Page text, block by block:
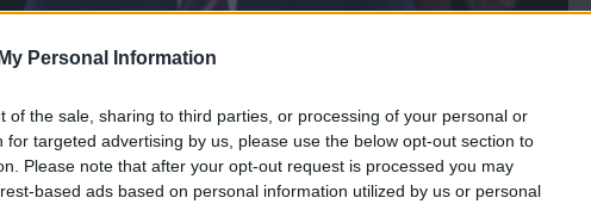
Personal Information
of the sale, sharing to third parties, or processing of your personal or
for targeted advertising by us, please use the below opt-out section to
Please note that after your opt-out request is processed you may
based ads based on personal information utilized by us or personal